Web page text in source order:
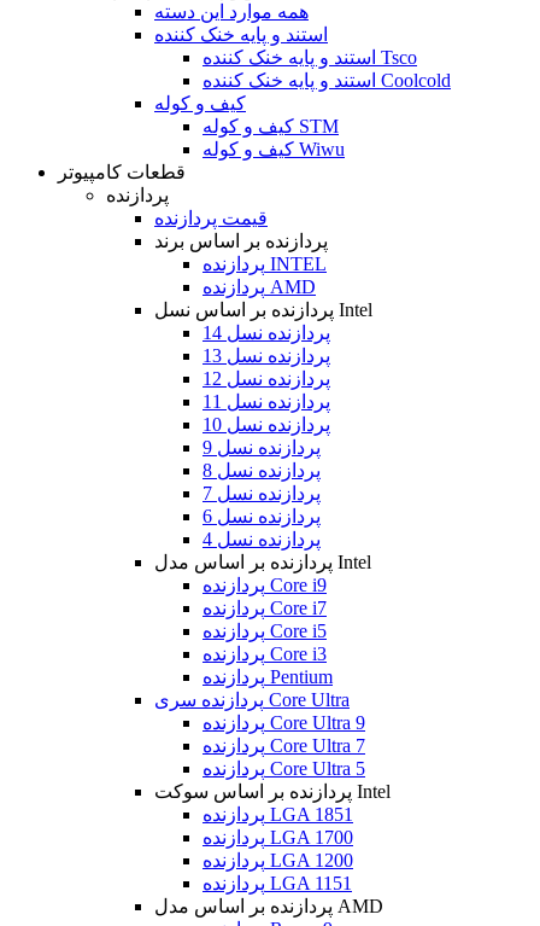
همه موارد این دسته
استند و پایه خنک کننده
استند و پایه خنک کننده Tsco
استند و پایه خنک کننده Coolcold
کیف و کوله
کیف و کوله STM
کیف و کوله Wiwu
قطعات کامپیوتر
پردازنده
قیمت پردازنده
پردازنده بر اساس برند
پردازنده INTEL
پردازنده AMD
پردازنده بر اساس نسل Intel
پردازنده نسل 14
پردازنده نسل 13
پردازنده نسل 12
پردازنده نسل 11
پردازنده نسل 10
پردازنده نسل 9
پردازنده نسل 8
پردازنده نسل 7
پردازنده نسل 6
پردازنده نسل 4
پردازنده بر اساس مدل Intel
پردازنده Core i9
پردازنده Core i7
پردازنده Core i5
پردازنده Core i3
پردازنده Pentium
پردازنده سری Core Ultra
پردازنده Core Ultra 9
پردازنده Core Ultra 7
پردازنده Core Ultra 5
پردازنده بر اساس سوکت Intel
پردازنده LGA 1851
پردازنده LGA 1700
پردازنده LGA 1200
پردازنده LGA 1151
پردازنده بر اساس مدل AMD